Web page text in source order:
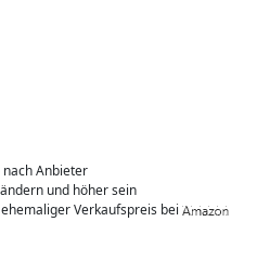
Anbieter
und höher sein
Verkaufspreis bei